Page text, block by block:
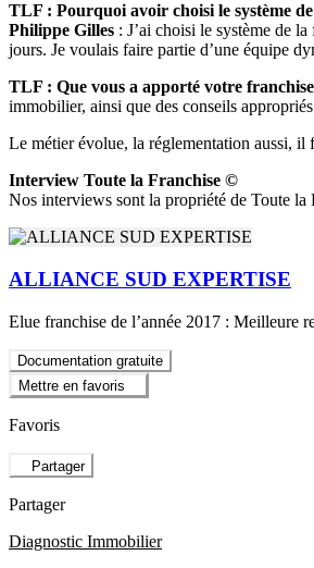
TLF : Pourquoi avoir choisi le système
Philippe Gilles : J’ai choisi le système de
jours. Je voulais faire partie d’une équipe
TLF : Que vous a apporté votre
immobilier, ainsi que des conseils
Le métier évolue, la réglementation aussi, il
Interview Toute la Franchise ©
Nos interviews sont la propriété de Toute la
ALLIANCE SUD EXPERTISE
Elue franchise de l’année 2017 : Meilleure
Documentation gratuite
Mettre en favoris
Favoris
Partager
Partager
Diagnostic Immobilier